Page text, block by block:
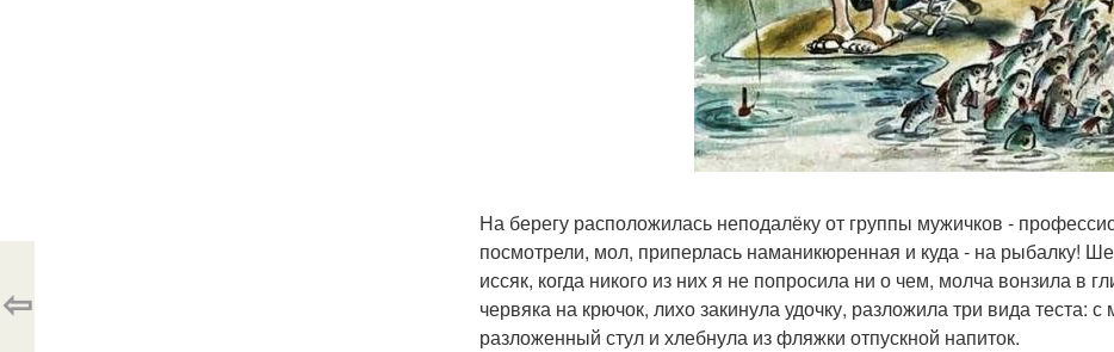
На берегу расположилась неподалёку от группы мужичков -
посмотрели, мол, приперлась наманикюренная и куда - на рыбалку!
иссяк, когда никого из них я не попросила ни о чем, молча вонзила в
червяка на крючок, лихо закинула удочку, разложила три вида теста:
разложенный стул и хлебнула из фляжки отпускной напиток.
⇦